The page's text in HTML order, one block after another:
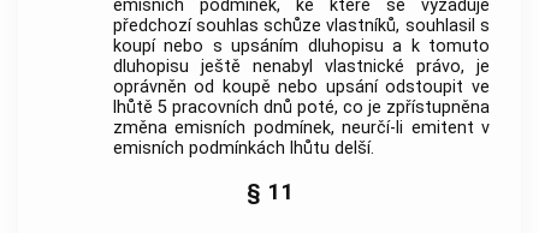
emisních podmínek, ke které se vyžaduje
předchozí souhlas schůze vlastníků, souhlasil s
koupí nebo s upsáním dluhopisu a k tomuto
dluhopisu ještě nenabyl vlastnické právo, je
oprávněn od koupě nebo upsání odstoupit ve
lhůtě 5 pracovních dnů poté, co je zpřístupněna
změna emisních podmínek, neurčí-li emitent v
emisních podmínkách lhůtu delší.
§ 11